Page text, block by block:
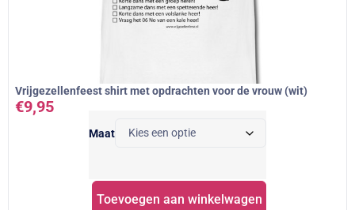
Vrijgezellenfeest shirt met opdrachten voor de vrouw (wit)
€9,95
Maat
Toevoegen aan winkelwagen